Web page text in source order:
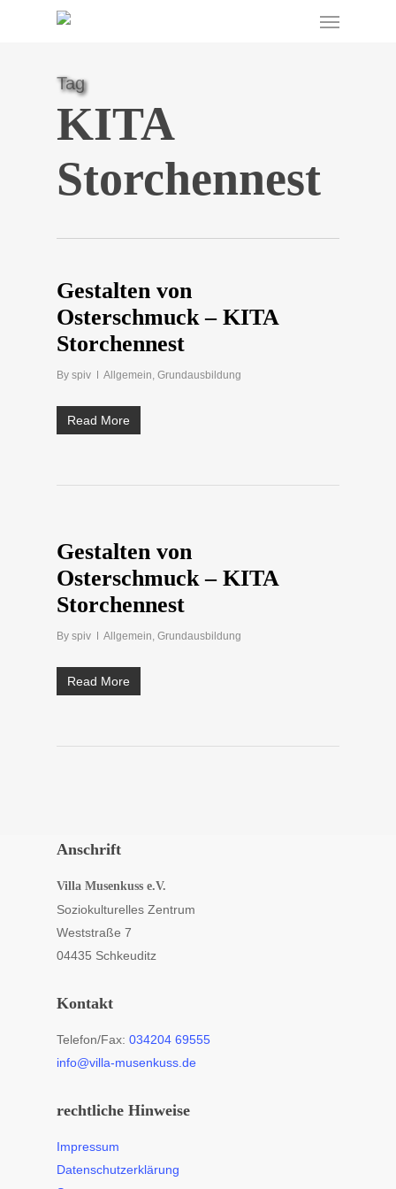
Menu
Tag
KITA
Storchennest
Gestalten von
Osterschmuck – KITA
Storchennest
By spiv Allgemein, Grundausbildung
Read More
Gestalten von
Osterschmuck – KITA
Storchennest
By spiv Allgemein, Grundausbildung
Read More
Anschrift
Villa Musenkuss e.V.
Soziokulturelles Zentrum
Weststraße 7
04435 Schkeuditz
Kontakt
Telefon/Fax: 034204 69555
info@villa-musenkuss.de
rechtliche Hinweise
Impressum
Datenschutzerklärung